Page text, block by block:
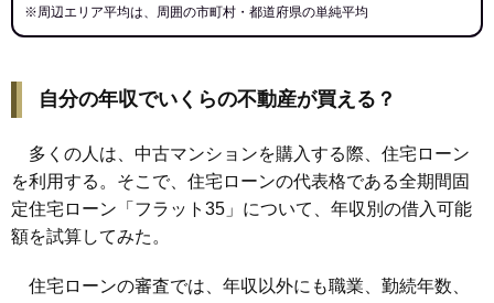
※周辺エリア平均は、周囲の市町村・都道府県の単純平均
自分の年収でいくらの不動産が買える？
多くの人は、中古マンションを購入する際、住宅ローン
を利用する。そこで、住宅ローンの代表格である全期間固
定住宅ローン「フラット35」について、年収別の借入可能
額を試算してみた。
住宅ローンの審査では、年収以外にも職業、勤続年数、